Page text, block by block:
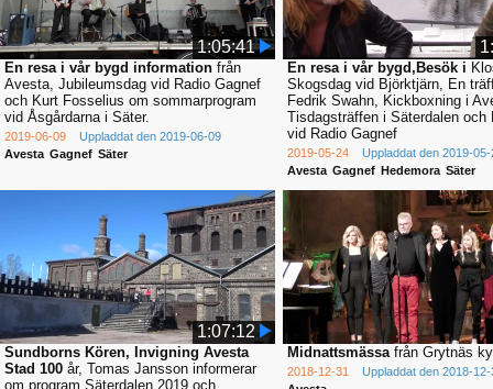
1:05:41
En resa i vår bygd information från
Avesta, Jubileumsdag vid Radio Gagnef
och Kurt Fosselius om sommarprogram
vid Åsgårdarna i Säter.
2019-06-09
Uppladdat den 2019-06-09
Avesta Gagnef Säter
En resa i vår bygd,Besök i
Skogsdag vid Björktjärn, En
Fedrik Swahn, Kickboxning i
Tisdagsträffen i Säterdalen och
vid Radio Gagnef
2019-05-24
Uppladdat den 2019-05-
Avesta Gagnef Hedemora Säter
1:07:12
Sundborns Kören, Invigning Avesta
Stad 100 år, Tomas Jansson informerar
om program Säterdalen 2019 och
Midnattsmässafrån Grytnäs
2018-12-31
Uppladdat den 2018-12-